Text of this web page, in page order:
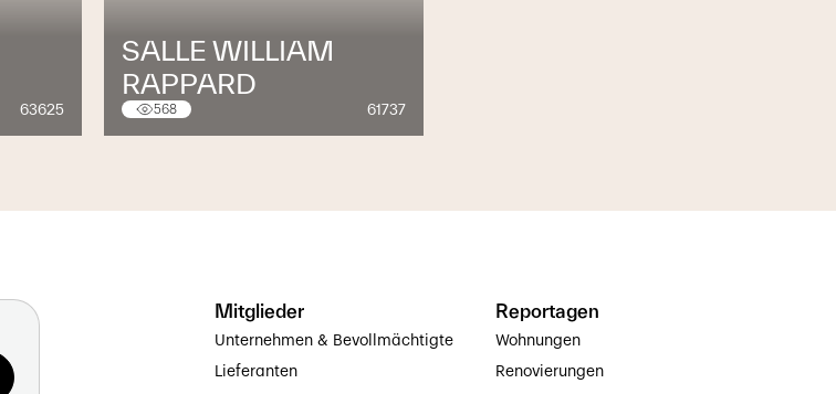
63625
SALLE WILLIAM
RAPPARD
568 61737
Mitglieder
Unternehmen & Bevollmächtigte
Lieferanten
Reportagen
Wohnungen
Renovierungen